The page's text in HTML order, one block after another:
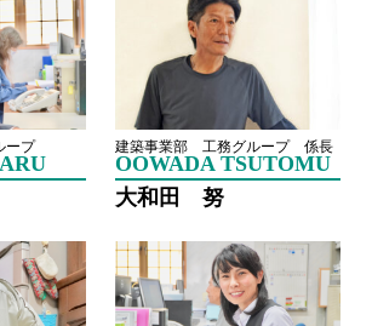
ープ 建築事業部 工務グループ 係長
OOWADA TSUTOMU
大和田 努